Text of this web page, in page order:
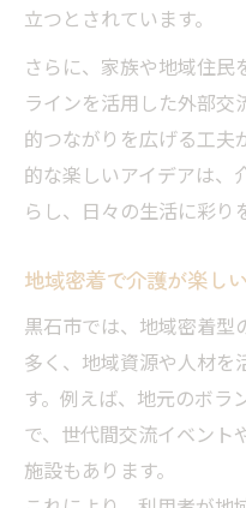
立つとされています。
さらに、家族や地域住民
ラインを活用した外部交
的つながりを広げる工夫
的な楽しいアイデアは、
らし、日々の生活に彩り
地域密着で介護が楽し
黒石市では、地域密着型
多く、地域資源や人材を
す。例えば、地元のボラ
で、世代間交流イベント
施設もあります。